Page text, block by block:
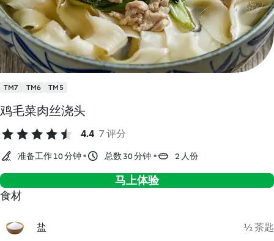
TM7 TM6 TM5
鸡毛菜肉丝浇头
4.4 7 评分
准备工作 10 分钟 总数 30 分钟 2 人份
马上体验
食材
盐 ½ 茶匙